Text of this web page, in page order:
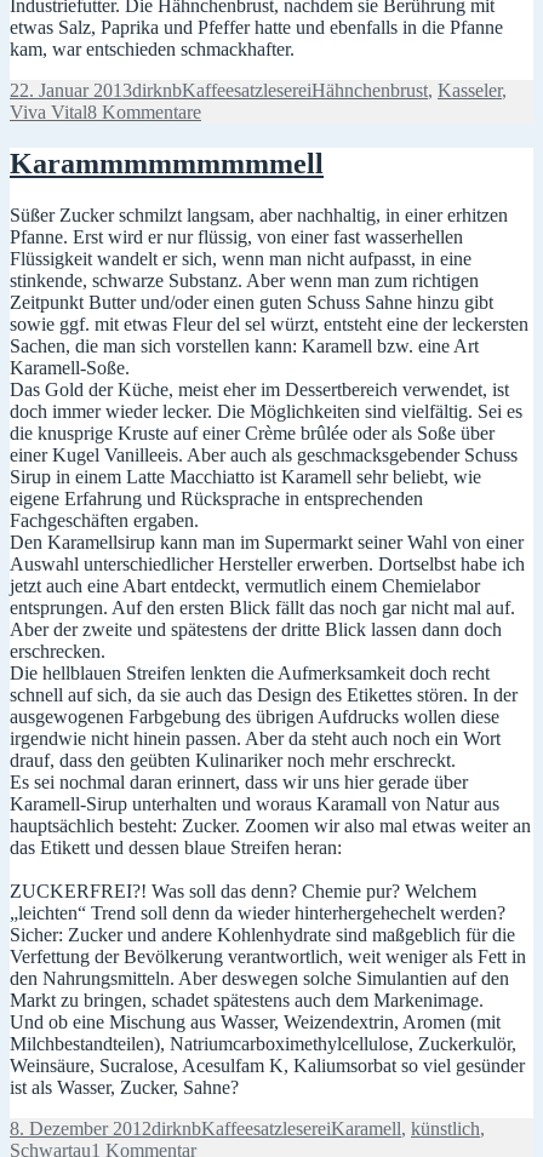
Industriefutter. Die Hähnchenbrust, nachdem sie Berührung mit
etwas Salz, Paprika und Pfeffer hatte und ebenfalls in die Pfanne
kam, war entschieden schmackhafter.
Veröffentlicht
am
22. Januar 2013Autor
dirknbKategorien
KaffeesatzlesereiSchlagwörter
Hähnchenbrust, Kasseler,
Viva Vital8 Kommentarezu
die
auf
Karammmmmmmmmell
Süßer Zucker schmilzt langsam, aber nachhaltig, in einer erhitzen
Pfanne. Erst wird er nur flüssig, von einer fast wasserhellen
Flüssigkeit wandelt er sich, wenn man nicht aufpasst, in eine
stinkende, schwarze Substanz. Aber wenn man zum richtigen
Zeitpunkt Butter und/oder einen guten Schuss Sahne hinzu gibt
sowie ggf. mit etwas Fleur del sel würzt, entsteht eine der leckersten
Sachen, die man sich vorstellen kann: Karamell bzw. eine Art
Karamell-Soße.
Das Gold der Küche, meist eher im Dessertbereich verwendet, ist
doch immer wieder lecker. Die Möglichkeiten sind vielfältig. Sei es
die knusprige Kruste auf einer Crème brûlée oder als Soße über
einer Kugel Vanilleeis. Aber auch als geschmacksgebender Schuss
Sirup in einem Latte Macchiatto ist Karamell sehr beliebt, wie
eigene Erfahrung und Rücksprache in entsprechenden
Fachgeschäften ergaben.
Den Karamellsirup kann man im Supermarkt seiner Wahl von einer
Auswahl unterschiedlicher Hersteller erwerben. Dortselbst habe ich
jetzt auch eine Abart entdeckt, vermutlich einem Chemielabor
entsprungen. Auf den ersten Blick fällt das noch gar nicht mal auf.
Aber der zweite und spätestens der dritte Blick lassen dann doch
erschrecken.
Die hellblauen Streifen lenkten die Aufmerksamkeit doch recht
schnell auf sich, da sie auch das Design des Etikettes stören. In der
ausgewogenen Farbgebung des übrigen Aufdrucks wollen diese
irgendwie nicht hinein passen. Aber da steht auch noch ein Wort
drauf, dass den geübten Kulinariker noch mehr erschreckt.
Es sei nochmal daran erinnert, dass wir uns hier gerade über
Karamell-Sirup unterhalten und woraus Karamall von Natur aus
hauptsächlich besteht: Zucker. Zoomen wir also mal etwas weiter an
das Etikett und dessen blaue Streifen heran:
ZUCKERFREI?! Was soll das denn? Chemie pur? Welchem
„leichten“ Trend soll denn da wieder hinterhergehechelt werden?
Sicher: Zucker und andere Kohlenhydrate sind maßgeblich für die
Verfettung der Bevölkerung verantwortlich, weit weniger als Fett in
den Nahrungsmitteln. Aber deswegen solche Simulantien auf den
Markt zu bringen, schadet spätestens auch dem Markenimage.
Und ob eine Mischung aus Wasser, Weizendextrin, Aromen (mit
Milchbestandteilen), Natriumcarboximethylcellulose, Zuckerkulör,
Weinsäure, Sucralose, Acesulfam K, Kaliumsorbat so viel gesünder
ist als Wasser, Zucker, Sahne?
Veröffentlicht
am
8. Dezember 2012Autor
dirknbKategorien
KaffeesatzlesereiSchlagwörter
Karamell, künstlich,
Schwartau1 Kommentarzu